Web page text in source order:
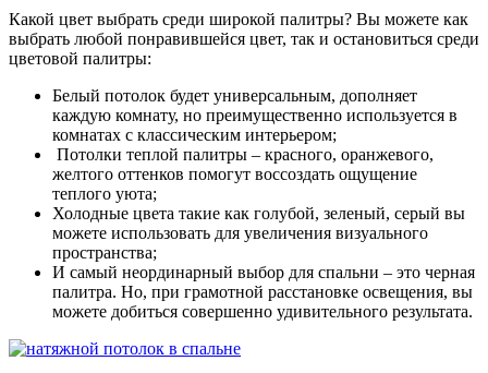
Какой цвет выбрать среди широкой палитры? Вы можете как
выбрать любой понравившейся цвет, так и остановиться среди
цветовой палитры:
Белый потолок будет универсальным, дополняет
каждую комнату, но преимущественно используется в
комнатах с классическим интерьером;
Потолки теплой палитры – красного, оранжевого,
желтого оттенков помогут воссоздать ощущение
теплого уюта;
Холодные цвета такие как голубой, зеленый, серый вы
можете использовать для увеличения визуального
пространства;
И самый неординарный выбор для спальни – это черная
палитра. Но, при грамотной расстановке освещения, вы
можете добиться совершенно удивительного результата.